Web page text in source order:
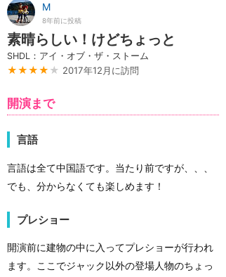
M
8年前に投稿
素晴らしい！けどちょっと
SHDL：アイ・オブ・ザ・ストーム
★★★★ ★ 2017年12月に訪問
開演まで
言語
言語は全て中国語です。当たり前ですが、、、
でも、分からなくても楽しめます！
プレショー
開演前に建物の中に入ってプレショーが行われ
ます。ここでジャック以外の登場人物のちょっ